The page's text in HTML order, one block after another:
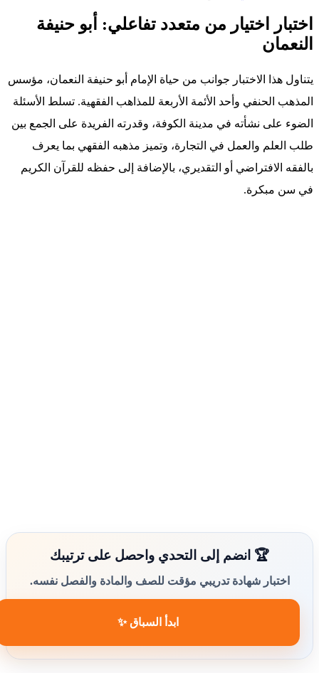
اختبار اختيار من متعدد تفاعلي: أبو حنيفة
النعمان
يتناول هذا الاختبار جوانب من حياة الإمام أبو حنيفة النعمان، مؤسس
المذهب الحنفي وأحد الأئمة الأربعة للمذاهب الفقهية. تسلط الأسئلة
الضوء على نشأته في مدينة الكوفة، وقدرته الفريدة على الجمع بين
طلب العلم والعمل في التجارة، وتميز مذهبه الفقهي بما يعرف
بالفقه الافتراضي أو التقديري، بالإضافة إلى حفظه للقرآن الكريم
في سن مبكرة.
🏆 انضم إلى التحدي واحصل على ترتيبك
اختبار شهادة تدريبي مؤقت للصف والمادة والفصل نفسه.
ابدأ السباق ✨